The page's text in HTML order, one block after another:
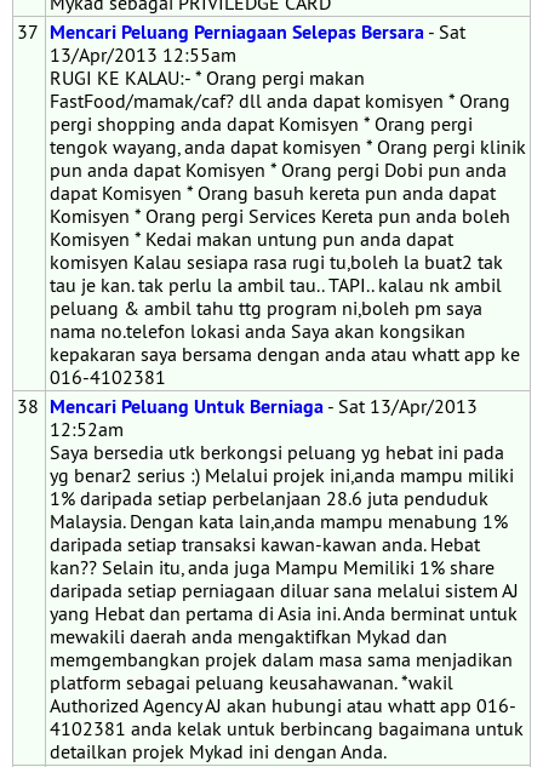
37 Mencari Peluang Perniagaan Selepas Bersara - Sat
13/Apr/2013 12:55am
RUGI KE KALAU:- * Orang pergi makan
FastFood/mamak/caf? dll anda dapat komisyen * Orang
pergi shopping anda dapat Komisyen * Orang pergi
tengok wayang, anda dapat komisyen * Orang pergi klinik
pun anda dapat Komisyen * Orang pergi Dobi pun anda
dapat Komisyen * Orang basuh kereta pun anda dapat
Komisyen * Orang pergi Services Kereta pun anda boleh
Komisyen * Kedai makan untung pun anda dapat
komisyen Kalau sesiapa rasa rugi tu,boleh la buat2 tak
tau je kan. tak perlu la ambil tau.. TAPI.. kalau nk ambil
peluang & ambil tahu ttg program ni,boleh pm saya
nama no.telefon lokasi anda Saya akan kongsikan
kepakaran saya bersama dengan anda atau whatt app ke
016-4102381
38 Mencari Peluang Untuk Berniaga - Sat 13/Apr/2013
12:52am
Saya bersedia utk berkongsi peluang yg hebat ini pada
yg benar2 serius :) Melalui projek ini,anda mampu miliki
1% daripada setiap perbelanjaan 28.6 juta penduduk
Malaysia. Dengan kata lain,anda mampu menabung 1%
daripada setiap transaksi kawan-kawan anda. Hebat
kan?? Selain itu, anda juga Mampu Memiliki 1% share
daripada setiap perniagaan diluar sana melalui sistem AJ
yang Hebat dan pertama di Asia ini. Anda berminat untuk
mewakili daerah anda mengaktifkan Mykad dan
memgembangkan projek dalam masa sama menjadikan
platform sebagai peluang keusahawanan. *wakil
Authorized Agency AJ akan hubungi atau whatt app 016-
4102381 anda kelak untuk berbincang bagaimana untuk
detailkan projek Mykad ini dengan Anda.